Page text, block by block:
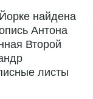
найдена
Антона
Второй
листы